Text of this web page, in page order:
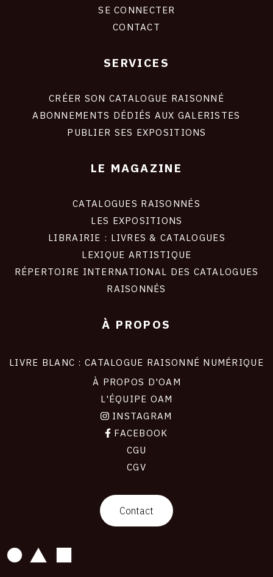
SE CONNECTER
CONTACT
SERVICES
CRÉER SON CATALOGUE RAISONNÉ
ABONNEMENTS DÉDIÉS AUX GALERISTES
PUBLIER SES EXPOSITIONS
LE MAGAZINE
CATALOGUES RAISONNÉS
LES EXPOSITIONS
LIBRAIRIE : LIVRES & CATALOGUES
LEXIQUE ARTISTIQUE
RÉPERTOIRE INTERNATIONAL DES CATALOGUES
RAISONNÉS
À PROPOS
LIVRE BLANC : CATALOGUE RAISONNÉ NUMÉRIQUE
À PROPOS D'OAM
L'ÉQUIPE OAM
INSTAGRAM
FACEBOOK
CGU
CGV
Contact